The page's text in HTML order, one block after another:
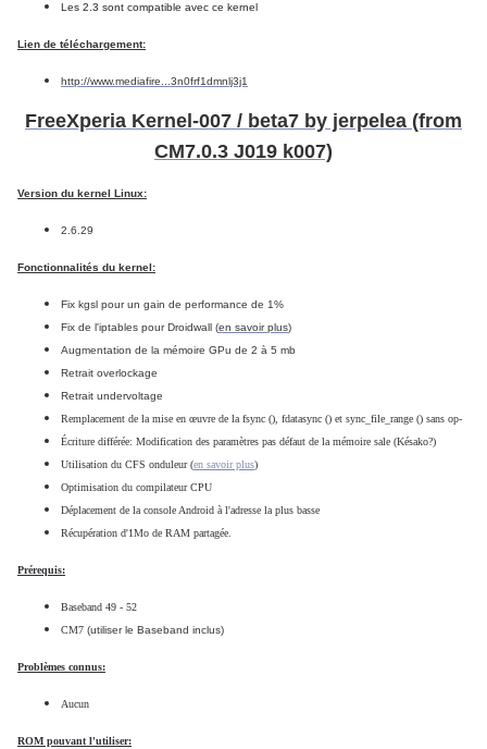
Les 2.3 sont compatible avec ce kernel
Lien de téléchargement:
http://www.mediafire...3n0frf1dmnlj3j1
FreeXperia Kernel-007 / beta7 by jerpelea (from
CM7.0.3 J019 k007)
Version du kernel Linux:
2.6.29
Fonctionnalités du kernel:
Fix kgsl pour un gain de performance de 1%
Fix de l'iptables pour Droidwall (en savoir plus)
Augmentation de la mémoire GPu de 2 à 5 mb
Retrait overlockage
Retrait undervoltage
Remplacement de la mise en œuvre de la fsync (), fdatasync () et sync_file_range () sans op-
Écriture différée: Modification des paramètres pas défaut de la mémoire sale (Késako?)
Utilisation du CFS onduleur (en savoir plus)
Optimisation du compilateur CPU
Déplacement de la console Android à l'adresse la plus basse
Récupération d'1Mo de RAM partagée.
Prérequis:
Baseband 49 - 52
CM7 (utiliser le Baseband inclus)
Problèmes connus:
Aucun
ROM pouvant l'utiliser: